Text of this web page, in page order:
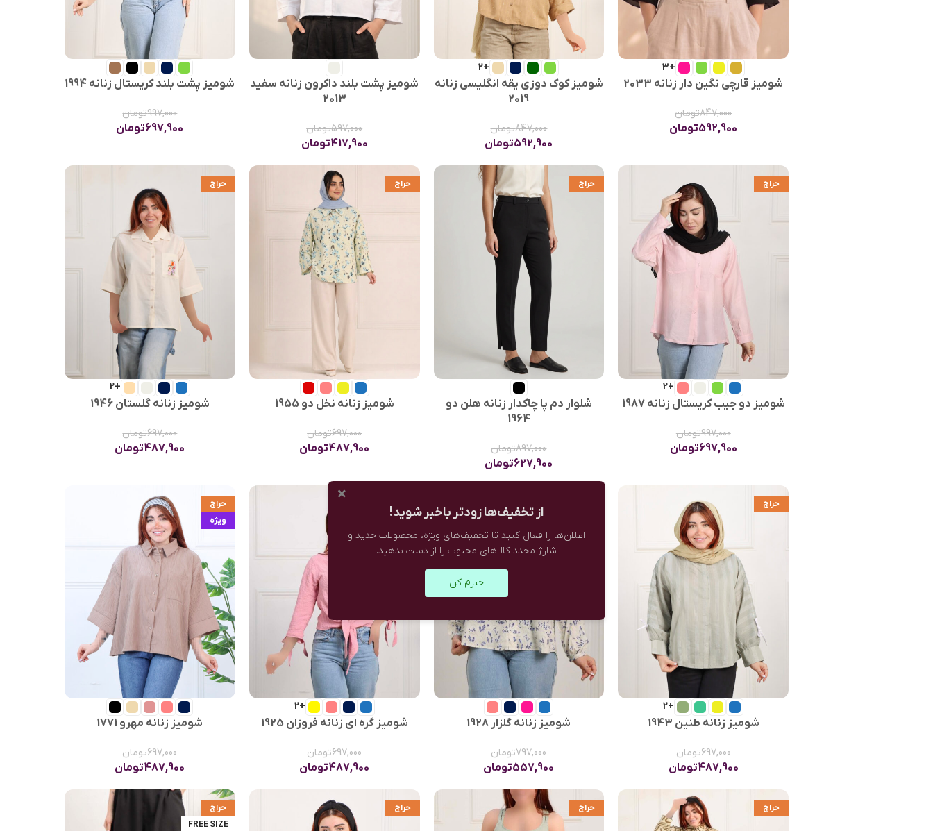
+3
شومیز قارچی نگین دار زنانه 2033
847,000تومان
592,900تومان
+2
شومیز کوک دوزی یقه انگلیسی زنانه
2019
847,000تومان
592,900تومان
شومیز پشت بلند داکرون زنانه سفید
2013
597,000تومان
417,900تومان
شومیز پشت بلند کریستال زنانه 1994
997,000تومان
697,900تومان
حراج
+2
شومیز دو جیب کریستال زنانه 1987
997,000تومان
697,900تومان
حراج
شلوار دم پا چاکدار زنانه هلن دو
1964
897,000تومان
627,900تومان
حراج
شومیز زنانه نخل دو 1955
697,000تومان
487,900تومان
حراج
+2
شومیز زنانه گلستان 1946
697,000تومان
487,900تومان
حراج
+2
شومیز زنانه طنین 1943
697,000تومان
487,900تومان
شومیز زنانه گلزار 1928
797,000تومان
557,900تومان
+2
شومیز گره ای زنانه فروزان 1925
697,000تومان
487,900تومان
حراج
ویژه
شومیز زنانه مهرو 1771
697,000تومان
487,900تومان
حراج حراج حراج
حراج
FREE SIZE
×
از تخفیف‌ها زودتر باخبر شوید!
اعلان‌ها را فعال کنید تا تخفیف‌های ویژه، محصولات جدید و
شارژ مجدد کالاهای محبوب را از دست ندهید.
خبرم کن